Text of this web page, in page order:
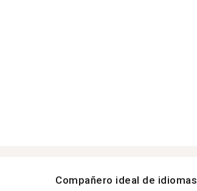
Compañero ideal de idiomas